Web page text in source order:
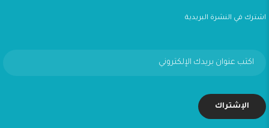
اشترك في النشرة البريدية